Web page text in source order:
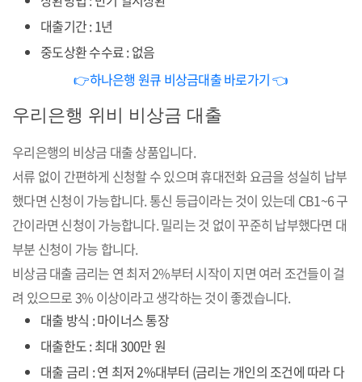
대출기간 : 1년
중도상환 수수료 : 없음
👉하나은행 원큐 비상금대출 바로가기 👈
우리은행 위비 비상금 대출
우리은행의 비상금 대출 상품입니다.
서류 없이 간편하게 신청할 수 있으며 휴대전화 요금을 성실히 납부
했다면 신청이 가능합니다. 통신 등급이라는 것이 있는데 CB1~6 구
간이라면 신청이 가능합니다. 밀리는 것 없이 꾸준히 납부했다면 대
부분 신청이 가능 합니다.
비상금 대출 금리는 연 최저 2%부터 시작이 지면 여러 조건들이 걸
려 있으므로 3% 이상이라고 생각하는 것이 좋겠습니다.
대출 방식 : 마이너스 통장
대출한도 : 최대 300만 원
대출 금리 : 연 최저 2%대부터 (금리는 개인의 조건에 따라 다